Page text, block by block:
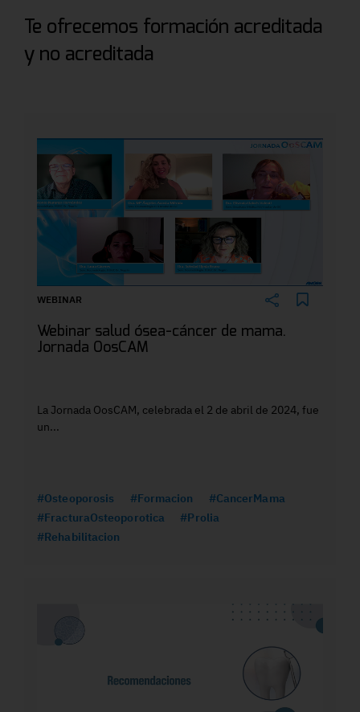
Te ofrecemos formación acreditada
y no acreditada
WEBINAR
Webinar salud ósea-cáncer de mama.
Jornada OosCAM
La Jornada OosCAM, celebrada el 2 de abril de 2024, fue
un...
#Osteoporosis #Formacion
#CancerMama
#FracturaOsteoporotica
#Prolia
#Rehabilitacion